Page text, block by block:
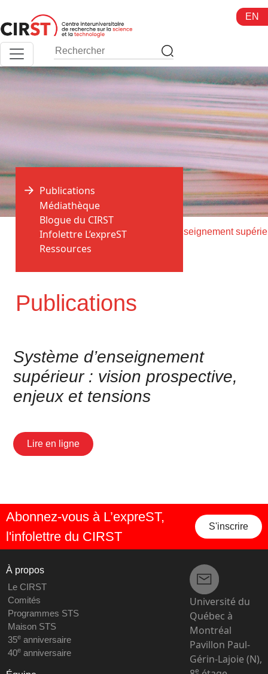
au
contenu
EN
Accueil > Publications >
Publications
Publications
Médiathèque
Blogue du CIRST
Infolettre L’expreST
Ressources
Système d’enseignement
supérieur : vision prospective,
enjeux et tensions
Lire en ligne
Abonnez-vous à L’expreST,
l'infolettre du CIRST
S'inscrire
À propos
Le CIRST
Comités
Programmes STS
Maison STS
35eanniversaire
40eanniversaire
Université du
Québec à
Montréal
Pavillon Paul-
Gérin-Lajoie (N),
e